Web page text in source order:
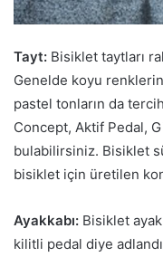
Tayt: Bisiklet taytları
Genelde koyu renklerin
pastel tonların da
Concept, Aktif Pedal,
bulabilirsiniz. Bisiklet
bisiklet için üretilen
Ayakkabı: Bisiklet
kilitli pedal diye